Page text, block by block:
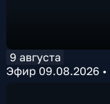
9 августа
Эфир 09.08.2026 •